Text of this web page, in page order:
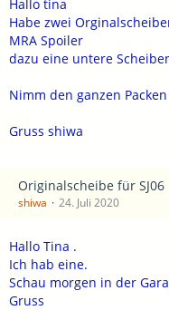
Hallo tina
Habe zwei
MRA Spoiler
dazu eine untere
Nimm den ganzen
Gruss shiwa
Originalscheibe für SJ06
shiwa 24. Juli 2020
Hallo Tina .
Ich hab eine.
Schau morgen in der
Gruss